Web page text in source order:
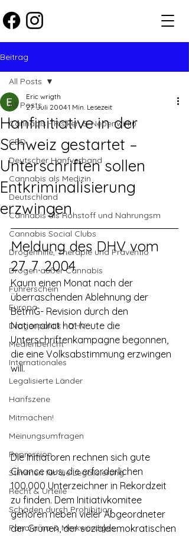
Beitrag
All Posts
Cannabis - Risiken & Nebenwirku
CBD
Deutscher Hanfverband
Cannabis als Medizin
Deutschland
Cannabis als Rohstoff und Nahrungsm
Cannabis Social Clubs
Drogenhilfe, Therapie und Präventio
Drogen außer Cannabis
Führerschein
Europa
Drogenpolitik - DHV
Medienbericht
Internationales
Legalisierte Länder
Hanfszene
Mitmachen!
Meinungsumfragen
Repression
Stimmen für die Legalisierung
Recht & Urteile
Schäden durch Prohibition
Panorama & Merkwürdiges
All Posts
Hanfinitiative in der
Schweiz gestartet –
Unterschriften sollen
Entkriminalisierung
erzwingen
Eric wrigth
27. Juli 20041 Min. Lesezeit
Meldung des DHV vom
27. 7. 2004
Kaum einen Monat nach der
überraschenden Ablehnung der
BetmG- Revision durch den
Nationalrat hat heute die
Unterschriftenkampagne begonnen,
die eine Volksabstimmung erzwingen
will.
Die Initiatoren rechnen sich gute
Chance aus, die erforderlichen
100.000 Unterzeichner in Rekordzeit
zu finden. Dem Initiativkomitee
gehören neben vieler Abgeordneter
der Grünen, der sozialdemokratischen